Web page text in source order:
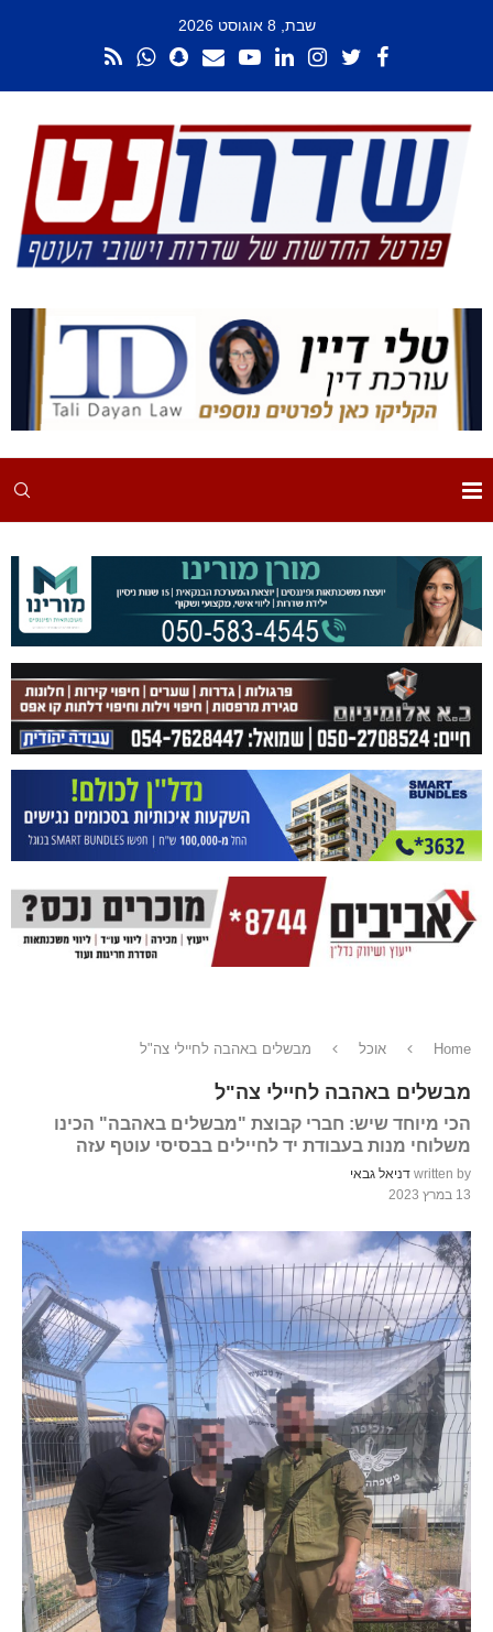
שבת, 8 אוגוסט 2026
Home אוכל מבשלים באהבה לחיילי צה"ל
מבשלים באהבה לחיילי צה"ל
הכי מיוחד שיש: חברי קבוצת "מבשלים באהבה" הכינו
משלוחי מנות בעבודת יד לחיילים בבסיסי עוטף עזה
written by דניאל גבאי
13 במרץ 2023